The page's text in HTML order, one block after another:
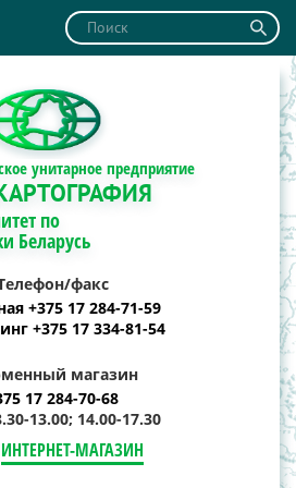
унитарное предприятие
по
Беларусь
факс
+375 17 284-71-59
+375 17 334-81-54
магазин
17 284-70-68
13.00; 14.00-17.30
ИНТЕРНЕТ-МАГАЗИН